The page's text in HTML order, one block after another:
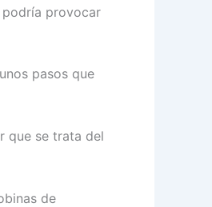
provocar
pasos que
que se trata del
de